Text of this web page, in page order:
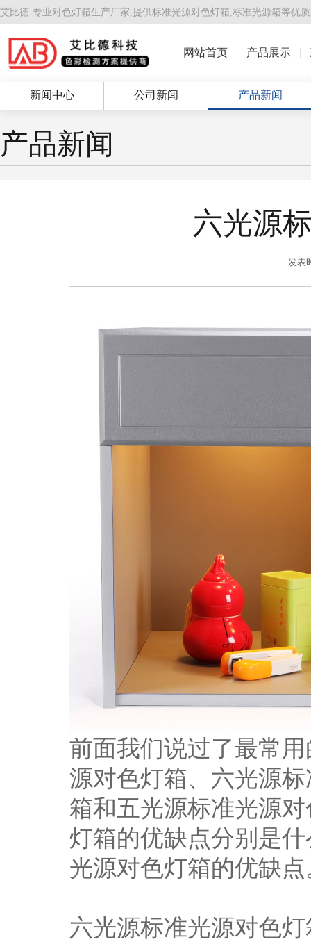
艾比德-专业对色灯箱生产厂家,提供标准光源对色灯箱,标准光源箱等优
网站首页 产品展示
新闻中心 公司新闻 产品新闻
产品新闻
六光源
发表
前面我们说过了最常
源对色灯箱、六光源
箱和五光源标准光源
灯箱的优缺点分别是
光源对色灯箱的优缺点
六光源标准光源对色